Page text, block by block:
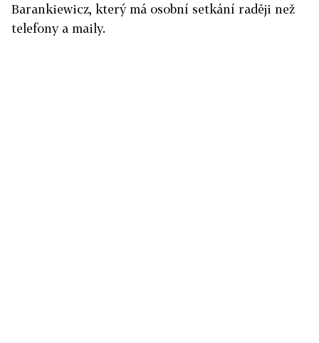
Barankiewicz, který má osobní setkání raději než
telefony a maily.